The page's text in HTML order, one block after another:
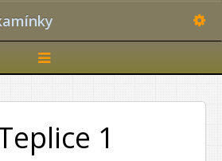
Toggle
navigation
1